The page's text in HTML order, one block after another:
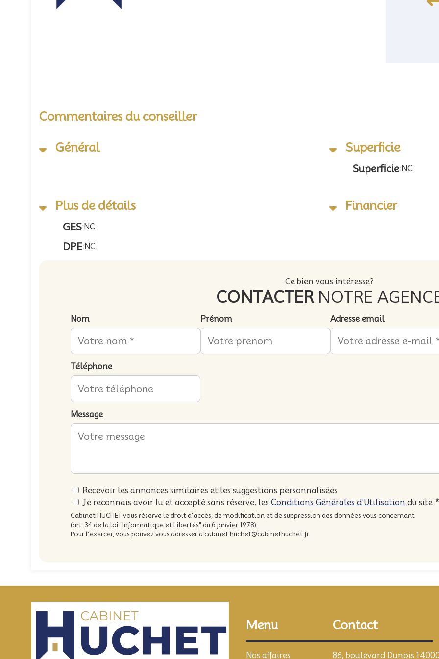
Commentaires du conseiller
Général Superficie
Superficie: NC
Plus de détails
GES: NC
DPE: NC
Financier
Ce bien vous intéresse?
CONTACTERNOTRE
Nom Prénom Adresse email
Téléphone
Message
Recevoir les annonces similaires et les suggestions personnalisées
Je reconnais avoir lu et accepté sans réserve, les Conditions Générales d'Utilisation du site *
Cabinet HUCHET vous réserve le droit d'accès, de modification et de suppression des données vous concernant
(art. 34 de la loi "Informatique et Libertés" du 6 janvier 1978).
Pour l'exercer, vous pouvez vous adresser à cabinet.huchet@cabinethuchet.fr
Menu
Nos affaires
Contact
86, boulevard Dunois